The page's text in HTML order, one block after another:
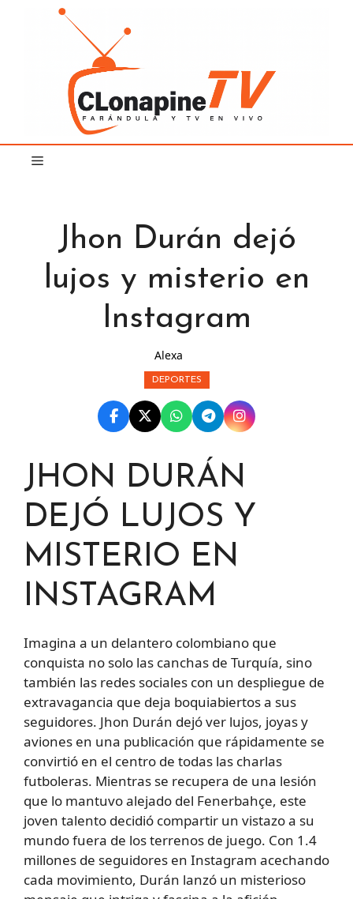
Jhon Durán dejó
lujos y misterio en
Instagram
Alexa
DEPORTES
JHON DURÁN
DEJÓ LUJOS Y
MISTERIO EN
INSTAGRAM
Imagina a un delantero colombiano que
conquista no solo las canchas de Turquía, sino
también las redes sociales con un despliegue de
extravagancia que deja boquiabiertos a sus
seguidores. Jhon Durán dejó ver lujos, joyas y
aviones en una publicación que rápidamente se
convirtió en el centro de todas las charlas
futboleras. Mientras se recupera de una lesión
que lo mantuvo alejado del Fenerbahçe, este
joven talento decidió compartir un vistazo a su
mundo fuera de los terrenos de juego. Con 1.4
millones de seguidores en Instagram acechando
cada movimiento, Durán lanzó un misterioso